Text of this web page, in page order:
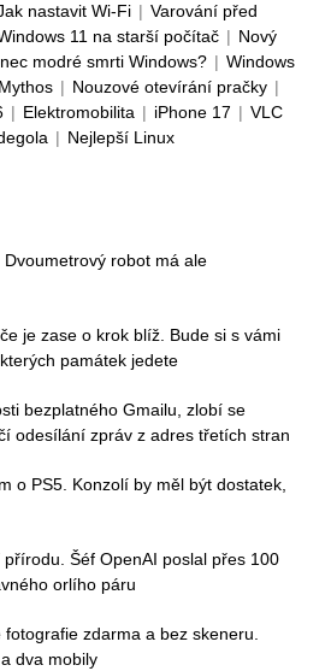
nastavit Wi-Fi | Varování před
11 na starší počítač | Nový
modré smrti Windows? | Windows
| Nouzové otevírání pračky |
| Elektromobilita | iPhone 17 | VLC
| Nejlepší Linux
robot má ale
je zase o krok blíž. Bude si s vámi
památek jedete
bezplatného Gmailu, zlobí se
odesílání zpráv z adres třetích stran
o PS5. Konzolí by měl být dostatek,
Šéf OpenAI poslal přes 100
orlího páru
zdarma a bez skeneru.
dva mobily